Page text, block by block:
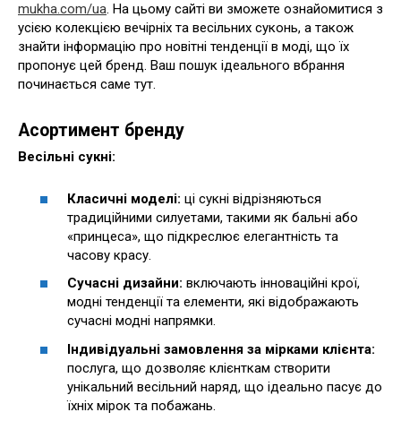
mukha.com/ua. На цьому сайті ви зможете ознайомитися з
усією колекцією вечірніх та весільних суконь, а також
знайти інформацію про новітні тенденції в моді, що їх
пропонує цей бренд. Ваш пошук ідеального вбрання
починається саме тут.
Асортимент бренду
Весільні сукні:
Класичні моделі: ці сукні відрізняються
традиційними силуетами, такими як бальні або
«принцеса», що підкреслює елегантність та
часову красу.
Сучасні дизайни: включають інноваційні крої,
модні тенденції та елементи, які відображають
сучасні модні напрямки.
Індивідуальні замовлення за мірками клієнта:
послуга, що дозволяє клієнткам створити
унікальний весільний наряд, що ідеально пасує до
їхніх мірок та побажань.